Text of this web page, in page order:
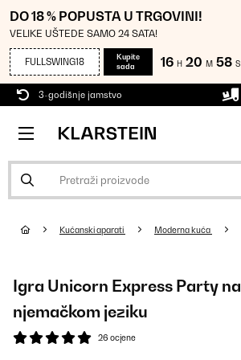
DO 18 % POPUSTA U TRGOVINI!
VELIKE UŠTEDE SAMO 24 SATA!
FULLSWING18
Kupite
sada
16 H 20 M 56 S
3-godišnje jamstvo
Kućanski aparati Moderna kuća
Igra Unicorn Express Party na
njemačkom jeziku
26 ocjene